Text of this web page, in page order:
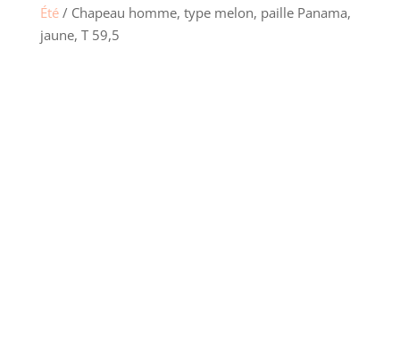
Été/ Chapeau homme, type melon, paille Panama,
jaune, T 59,5